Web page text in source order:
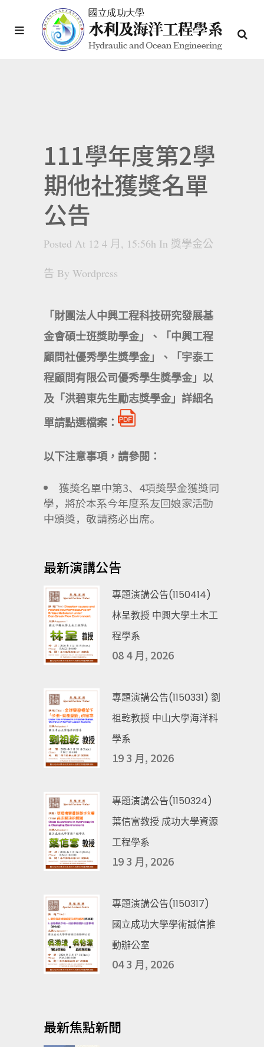
111學年度第2學
期他社獲獎名單
公告
Posted At 12 4 月, 15:56h In 獎學金公
告 By Wordpress
「財團法人中興工程科技研究發展基
金會碩士班獎助學金」、「中興工程
顧問社優秀學生獎學金」、「宇泰工
程顧問有限公司優秀學生獎學金」以
及「洪碧東先生勵志獎學金」詳細名
單請點選檔案：
以下注意事項，請參閱：
獲獎名單中第3、4項獎學金獲獎同
學，將於本系今年度系友回娘家活動
中頒獎，敬請務必出席。
最新演講公告
專題演講公告(1150414)
林呈教授 中興大學土木工
程學系
08 4 月, 2026
專題演講公告(1150331) 劉
祖乾教授 中山大學海洋科
學系
19 3 月, 2026
專題演講公告(1150324)
葉信富教授 成功大學資源
工程學系
19 3 月, 2026
專題演講公告(1150317)
國立成功大學學術誠信推
動辦公室
04 3 月, 2026
最新焦點新聞